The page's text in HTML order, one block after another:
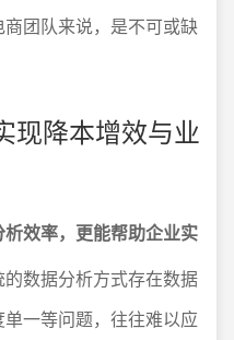
团队来说，是不可或缺
现降本增效与业
效率，更能帮助企业实
的数据分析方式存在数据
一等问题，往往难以应